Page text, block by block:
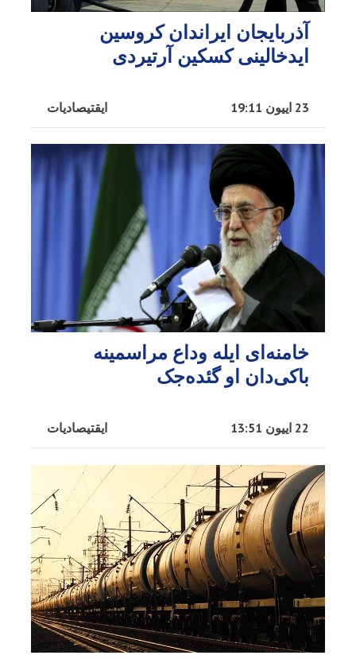
آذربایجان ایراندان کروسین
ایدخالینی کسکین آرتیردی
ایقتیصادیات 23 اییون 19:11
خامنه‌ای ایله وداع مراسمینه
باکی‌دان او گئده‌جک
ایقتیصادیات 22 اییون 13:51